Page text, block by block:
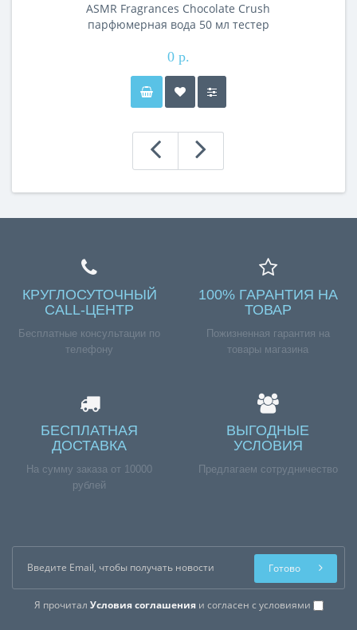
ASMR Fragrances Chocolate Crush
парфюмерная вода 50 мл тестер
0 р.
КРУГЛОСУТОЧНЫЙ
CALL-ЦЕНТР
Бесплатные консультации по
телефону
100% ГАРАНТИЯ НА
ТОВАР
Пожизненная гарантия на
товары магазина
БЕСПЛАТНАЯ
ДОСТАВКА
На сумму заказа от 10000
рублей
ВЫГОДНЫЕ
УСЛОВИЯ
Предлагаем сотрудничество
Я прочитал Условия соглашенияи согласен с условиями
Готово